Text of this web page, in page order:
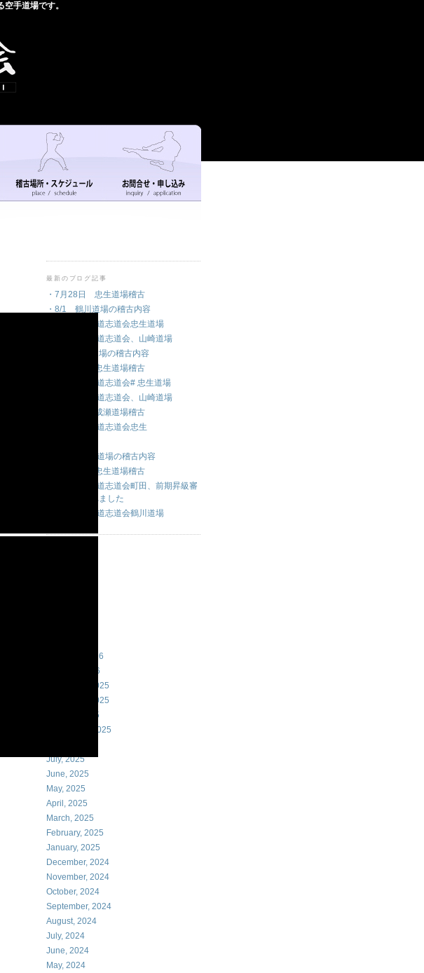
手道場です。
最新のブログ記事
・7月28日 忠生道場稽古
・8/1 鶴川道場の稽古内容
・全日本空手道志道会忠生道場
・全日本空手道志道会、山崎道場
・7/25 鶴川道場の稽古内容
・7月21日 忠生道場稽古
・全日本空手道志道会# 忠生道場
・全日本空手道志道会、山崎道場
・7月24日 成瀬道場稽古
・全日本空手道志道会忠生
・7/18 鶴川道場の稽古内容
・7月14日 忠生道場稽古
・全日本空手道志道会町田、前期昇級審
査が行われました
・全日本空手道志道会鶴川道場
February, 2026
January, 2026
December, 2025
November, 2025
October, 2025
September, 2025
July, 2025
June, 2025
May, 2025
April, 2025
March, 2025
February, 2025
January, 2025
December, 2024
November, 2024
October, 2024
September, 2024
August, 2024
July, 2024
June, 2024
May, 2024